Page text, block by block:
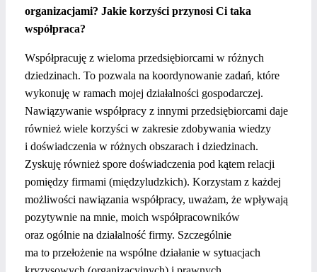
organizacjami? Jakie korzyści przynosi Ci taka
współpraca?
Współpracuję z wieloma przedsiębiorcami w różnych
dziedzinach. To pozwala na koordynowanie zadań, które
wykonuję w ramach mojej działalności gospodarczej.
Nawiązywanie współpracy z innymi przedsiębiorcami daje
również wiele korzyści w zakresie zdobywania wiedzy
i doświadczenia w różnych obszarach i dziedzinach.
Zyskuję również spore doświadczenia pod kątem relacji
pomiędzy firmami (międzyludzkich). Korzystam z każdej
możliwości nawiązania współpracy, uważam, że wpływają
pozytywnie na mnie, moich współpracowników
oraz ogólnie na działalność firmy. Szczególnie
ma to przełożenie na wspólne działanie w sytuacjach